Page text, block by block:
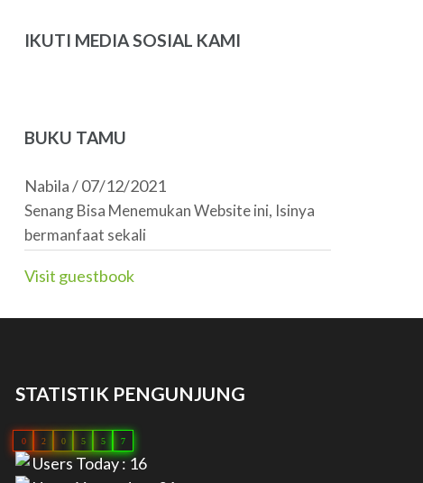
IKUTI MEDIA SOSIAL KAMI
BUKU TAMU
Nabila/07/12/2021
Senang Bisa Menemukan Website ini, Isinya
bermanfaat sekali
Visit guestbook
STATISTIK PENGUNJUNG
0 2 0 5 5 7
Users Today : 16